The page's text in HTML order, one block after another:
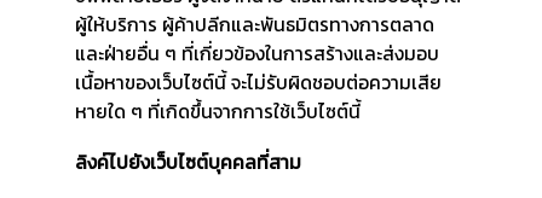
ผู้ให้บริการ ผู้ค้าปลีกและพันธมิตรทางการตลาด
และฝ่ายอื่น ๆ ที่เกี่ยวข้องในการสร้างและส่งมอบ
เนื้อหาของเว็บไซต์นี้ จะไม่รับผิดชอบต่อความเสีย
หายใด ๆ ที่เกิดขึ้นจากการใช้เว็บไซต์นี้
ลิงค์ไปยังเว็บไซต์บุคคลที่สาม